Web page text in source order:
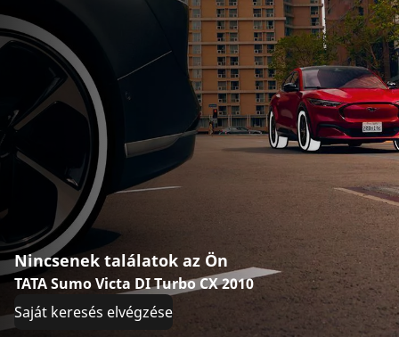
Nincsenek találatok az Ön
TATA Sumo Victa DI Turbo CX 2010
Saját keresés elvégzése